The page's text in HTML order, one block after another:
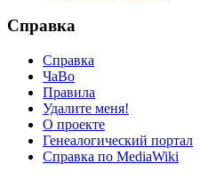
Справка
Справка
ЧаВо
Правила
Удалите меня!
О проекте
Генеалогический портал
Справка по MediaWiki